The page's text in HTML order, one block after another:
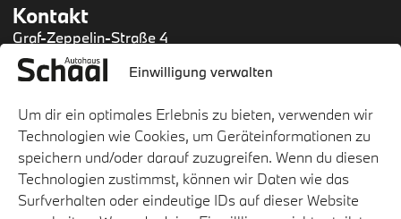
Einwilligung verwalten
Um dir ein optimales Erlebnis zu bieten, verwenden wir
Technologien wie Cookies, um Geräteinformationen zu
speichern und/oder darauf zuzugreifen. Wenn du diesen
Technologien zustimmst, können wir Daten wie das
Surfverhalten oder eindeutige IDs auf dieser Website
Kontakt
Graf-Zeppelin-Straße 4
54634 Bitburg
Mail:info@autohaus-schaal.de
Tel.: 06561 9470-0
Fax: 06561 9470-15